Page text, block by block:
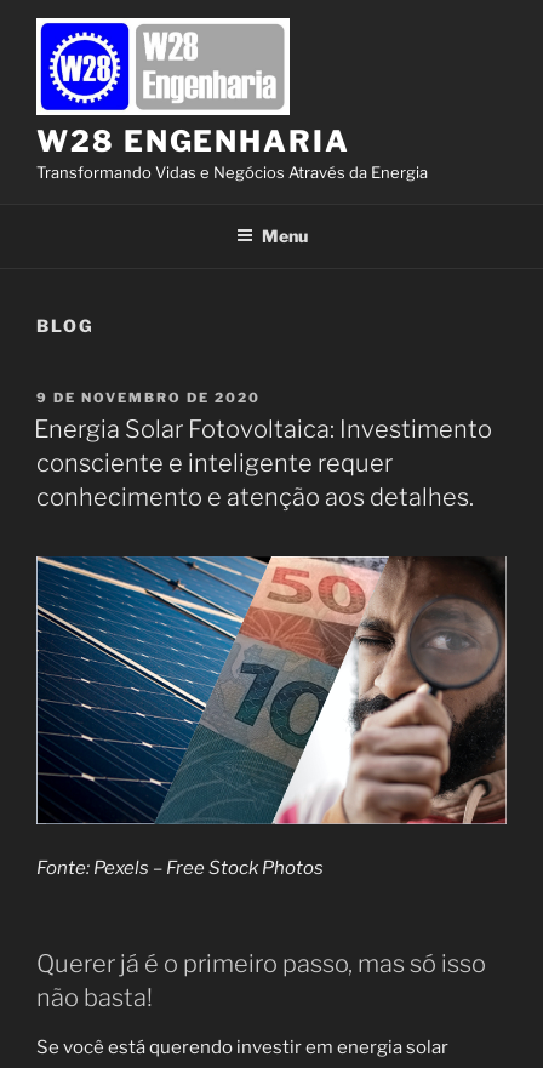
Pular
conteúdo
W28 ENGENHARIA
Transformando Vidas e Negócios Através da Energia
Menu
BLOG
PUBLICADO
EM
9 DE NOVEMBRO DE 2020
Energia Solar Fotovoltaica: Investimento
consciente e inteligente requer
conhecimento e atenção aos detalhes.
Fonte: Pexels – Free Stock Photos
Querer já é o primeiro passo, mas só isso
não basta!
Se você está querendo investir em energia solar